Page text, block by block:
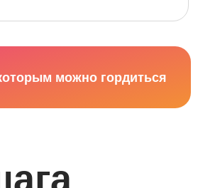
можно гордиться